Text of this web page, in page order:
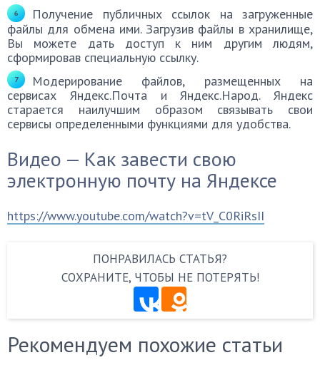
Получение публичных ссылок на загруженные
файлы для обмена ими. Загрузив файлы в хранилище,
Вы можете дать доступ к ним другим людям,
сформировав специальную ссылку.
Модерирование файлов, размещенных на
сервисах Яндекс.Почта и Яндекс.Народ. Яндекс
старается наилучшим образом связывать свои
сервисы определенными функциями для удобства.
Видео — Как завести свою
электронную почту на Яндексе
https://www.youtube.com/watch?v=tV_C0RiRsII
ПОНРАВИЛАСЬ СТАТЬЯ?
СОХРАНИТЕ, ЧТОБЫ НЕ ПОТЕРЯТЬ!
Рекомендуем похожие статьи